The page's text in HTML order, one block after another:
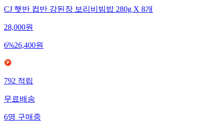
CJ 햇반 컵반 강된장 보리비빔밥 280g X 8개
28,000원
6%26,400원
792적립
무료배송
6명구매중